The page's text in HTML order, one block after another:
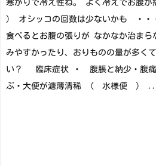
寒がりで冷え性ね。 よく冷えでお腹
） オシッコの回数は少ないかも ・・
食べるとお腹の張りが なかなか治まら
みやすかったり、おりものの量が多く
い？ 臨床症状 ・ 腹脹と納少・腹痛
ぶ・大便が溏薄清稀 （ 水様便 ）